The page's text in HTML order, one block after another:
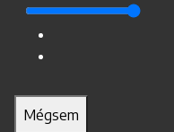
Mégsem